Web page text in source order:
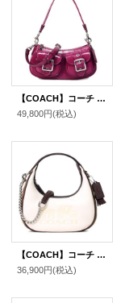
【COACH】コーチ バッグ パテントレザー アシュトン バゲット 2way クロスボディ 斜め掛け ショルダー ハンドバッグ ピンク（日本未発売）
49,800円(税込)
【COACH】コーチ ハンドバッグ ペブルレザー シグネチャー カルメン ミニ 2way チェーン クロスボディ 斜め掛け ショルダーバッグ チャークマルチ（日本未発売）
36,900円(税込)